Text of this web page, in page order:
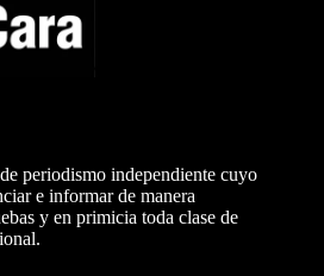
periodismo independiente cuyo
e informar de manera
y en primicia toda clase de